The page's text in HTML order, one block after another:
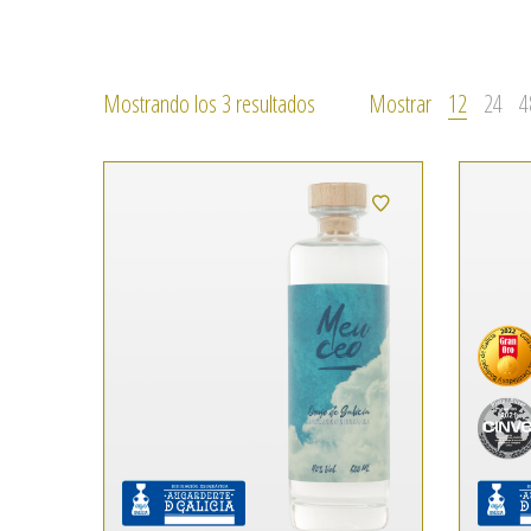
Mostrando los 3 resultados Ordenado
precio:
bajo
a
alto
Mostrar 12 24